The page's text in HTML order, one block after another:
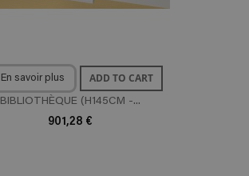
En savoir plus ADD TO CART
BIBLIOTHÈQUE (H145CM -...
901,28 €